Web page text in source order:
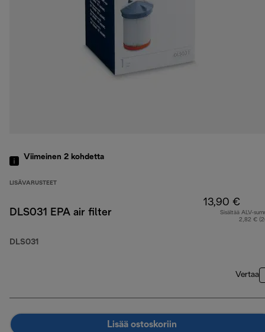
Viimeinen 2 kohdetta
LISÄVARUSTEET
DLS031 EPA air filter
DLS031
13,90 €
Sisältää ALV-
2,82 €
Vertaa
Lisää ostoskoriin